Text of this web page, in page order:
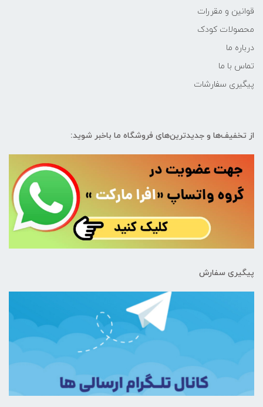
قوانین و مقررات
محصولات کودک
درباره ما
تماس با ما
پیگیری سفارشات
از تخفیف‌ها و جدیدترین‌های فروشگاه ما باخبر شوید:
پیگیری سفارش